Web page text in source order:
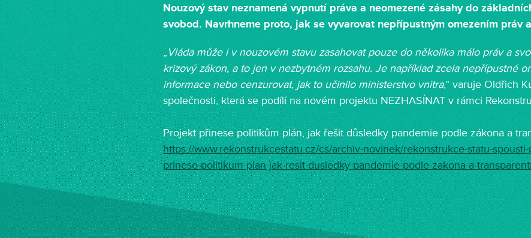
Nouzový stav neznamená vypnutí práva a neomezené zásahy do
svobod. Navrhneme proto, jak se vyvarovat nepřípustným omezením práv
„Vláda může i v nouzovém stavu zasahovat pouze do několika málo práv a
krizový zákon, a to jen v nezbytném rozsahu. Je například zcela nepřípustné
informace nebo cenzurovat, jak to učinilo ministerstvo vnitra,” varuje Oldřich
společnosti, která se podílí na novém projektu NEZHASÍNAT v rámci
Projekt přinese politikům plán, jak řešit důsledky pandemie podle zákona a
https://www.rekonstrukcestatu.cz/cs/archiv-novinek/rekonstrukce-statu-spousti-
prinese-politikum-plan-jak-resit-dusledky-pandemie-podle-zakona-a-